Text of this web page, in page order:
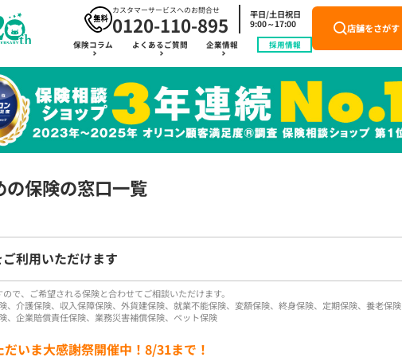
カスタマーサービスへのお問合せ
0120-110-895
平日/土日祝日
9:00～17:00
保険コラム よくあるご質問 企業情報 採用情報
店舗をさがす
保険の窓口一覧
利用いただけます
で、ご希望される保険と合わせてご相談いただけます。
、介護保険、収入保障保険、外貨建保険、就業不能保険、変額保険、終身保険、定期保険、養老保険
、企業賠償責任保険、業務災害補償保険、ペット保険
だいま大感謝祭開催中！8/31まで！